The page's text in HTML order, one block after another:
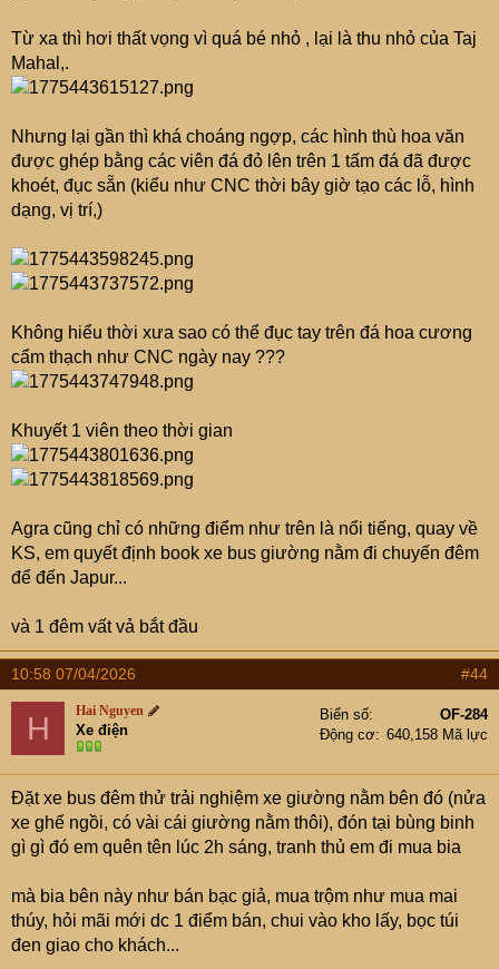
Từ xa thì hơi thất vọng vì quá bé nhỏ , lại là thu nhỏ của Taj
Mahal,.
Nhưng lại gần thì khá choáng ngợp, các hình thù hoa văn
được ghép bằng các viên đá đỏ lên trên 1 tấm đá đã được
khoét, đục sẵn (kiểu như CNC thời bây giờ tạo các lỗ, hình
dạng, vị trí,)
Không hiểu thời xưa sao có thể đục tay trên đá hoa cương
cẩm thạch như CNC ngày nay ???
Khuyết 1 viên theo thời gian
Agra cũng chỉ có những điểm như trên là nổi tiếng, quay về
KS, em quyết định book xe bus giường nằm đi chuyến đêm
để đến Japur...
và 1 đêm vất vả bắt đầu
10:58 07/04/2026 #44
H Hai Nguyen
Xe điện
Biển số
OF-284
Động cơ
640,158 Mã lực
Đặt xe bus đêm thử trải nghiệm xe giường nằm bên đó (nửa
xe ghế ngồi, có vài cái giường nằm thôi), đón tại bùng binh
gì gì đó em quên tên lúc 2h sáng, tranh thủ em đi mua bia
mà bia bên này như bán bạc giả, mua trộm như mua mai
thúy, hỏi mãi mới dc 1 điểm bán, chui vào kho lấy, bọc túi
đen giao cho khách...